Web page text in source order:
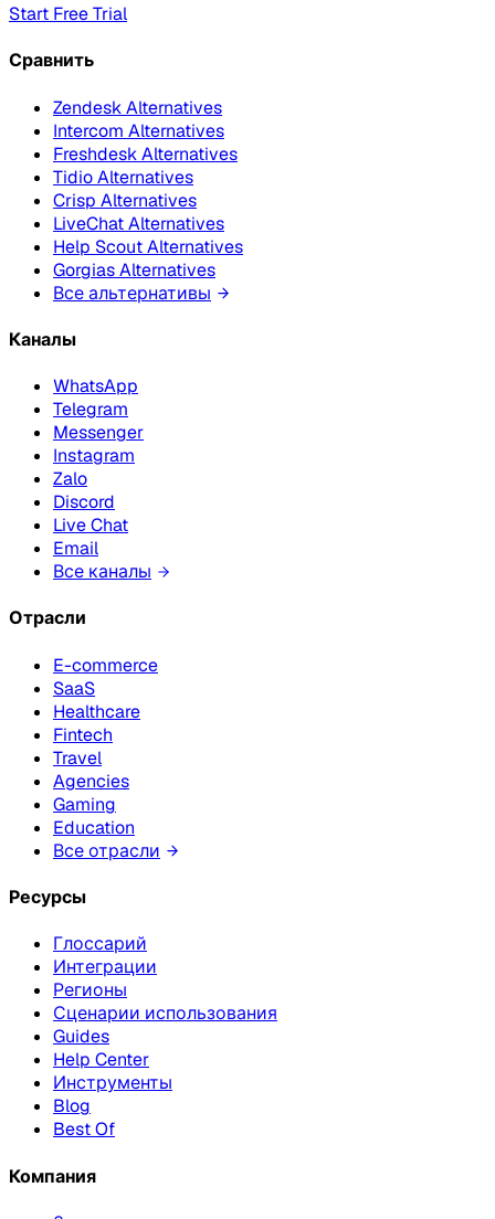
Start Free Trial
Сравнить
Zendesk Alternatives
Intercom Alternatives
Freshdesk Alternatives
Tidio Alternatives
Crisp Alternatives
LiveChat Alternatives
Help Scout Alternatives
Gorgias Alternatives
Все альтернативы
Каналы
WhatsApp
Telegram
Messenger
Instagram
Zalo
Discord
Live Chat
Email
Все каналы
Отрасли
E-commerce
SaaS
Healthcare
Fintech
Travel
Agencies
Gaming
Education
Все отрасли
Ресурсы
Глоссарий
Интеграции
Регионы
Сценарии использования
Guides
Help Center
Инструменты
Blog
Best Of
Компания